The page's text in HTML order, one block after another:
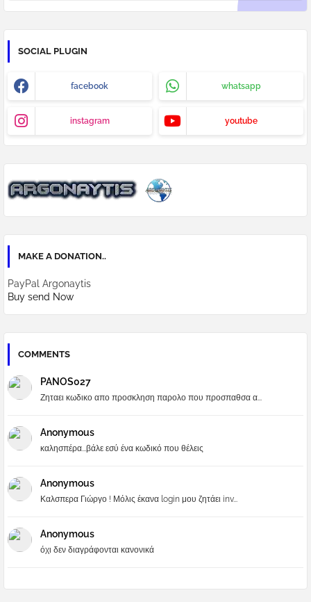
SOCIAL PLUGIN
facebook whatsapp
instagram youtube
MAKE A DONATION..
PayPal Argonaytis
Buy send Now
COMMENTS
PANOS027
Ζηταει κωδικο απο προσκληση παρολο που προσπαθσα α...
Anonymous
καλησπέρα...βάλε εσύ ένα κωδικό που θέλεις
Anonymous
Καλσπερα Γιώργο ! Μόλις έκανα login μου ζητάει inv...
Anonymous
όχι δεν διαγράφονται κανονικά